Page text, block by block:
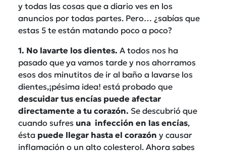
y todas las cosas que a diario ves en los
anuncios por todas partes. Pero… ¿sabías que
estas 5 te están matando poco a poco?
1. No lavarte los dientes. A todos nos ha
pasado que ya vamos tarde y nos ahorramos
esos dos minutitos de ir al baño a lavarse los
dientes,¡pésima idea! está probado que
descuidar tus encías puede afectar
directamente a tu corazón. Se descubrió que
cuando sufres una infección en las encías,
ésta puede llegar hasta el corazón y causar
inflamación o un alto colesterol. Ahora sabes